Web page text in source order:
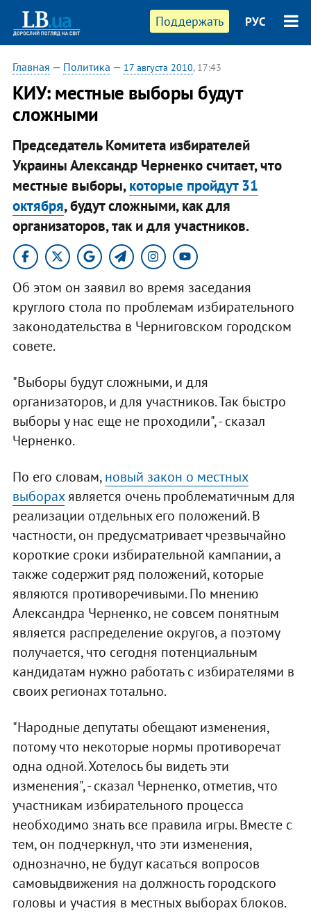
Поддержать РУС
Главная — Политика — 17 августа 2010, 17:43
КИУ: местные выборы будут
сложными
Председатель Комитета избирателей
Украины Александр Черненко считает, что
местные выборы,которые пройдут 31
октября, будут сложными, как для
организаторов, так и для участников.
Об этом он заявил во время заседания
круглого стола по проблемам избирательного
законодательства в Черниговском городском
совете.
"Выборы будут сложными, и для
организаторов, и для участников. Так быстро
выборы у нас еще не проходили", - сказал
Черненко.
По его словам,новый закон о местных
выборахявляется очень проблематичным для
реализации отдельных его положений. В
частности, он предусматривает чрезвычайно
короткие сроки избирательной кампании, а
также содержит ряд положений, которые
являются противоречивыми. По мнению
Александра Черненко, не совсем понятным
является распределение округов, а поэтому
получается, что сегодня потенциальным
кандидатам нужно работать с избирателями в
своих регионах тотально.
"Народные депутаты обещают изменения,
потому что некоторые нормы противоречат
одна одной. Хотелось бы видеть эти
изменения", - сказал Черненко, отметив, что
участникам избирательного процесса
необходимо знать все правила игры. Вместе с
тем, он подчеркнул, что эти изменения,
однозначно, не будут касаться вопросов
самовыдвижения на должность городского
головы и участия в местных выборах блоков.